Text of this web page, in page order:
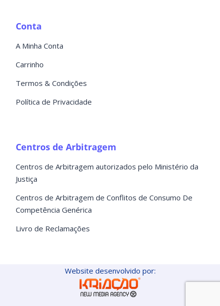
Conta
A Minha Conta
Carrinho
Termos & Condições
Política de Privacidade
Centros de Arbitragem
Centros de Arbitragem autorizados pelo Ministério da
Justiça
Centros de Arbitragem de Conflitos de Consumo De
Competência Genérica
Livro de Reclamações
Website desenvolvido por: